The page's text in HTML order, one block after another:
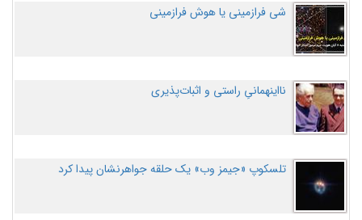
شی فرازمینی یا هوش فرازمینی
نااینهمانیِ راستی و اثبات‌پذیری
تلسکوپ «جیمز وب» یک حلقه جواهرنشان پیدا کرد